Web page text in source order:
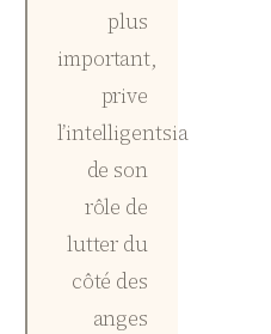
plus
important,
prive
l’intelligentsia
de son
rôle de
lutter du
côté des
anges